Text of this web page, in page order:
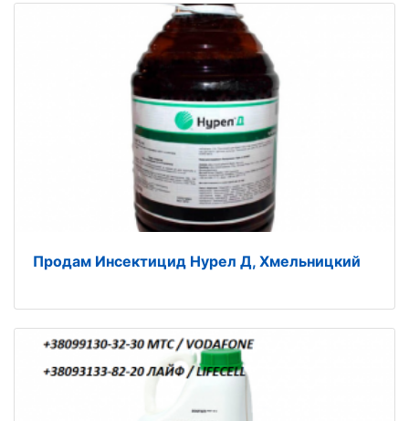
Продам Инсектицид Нурел Д, Хмельницкий